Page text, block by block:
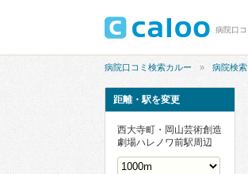
病院口コミ検索カルー 病院検索
距離・駅を変更
西大寺町・岡山芸術創造
劇場ハレノワ前駅周辺